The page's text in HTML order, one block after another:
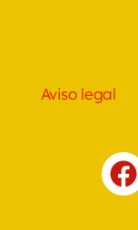
Aviso legal